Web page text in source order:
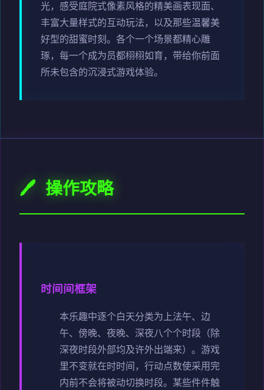
光，感受庭院式像素风格的精美画表现面、
丰富大量样式的互动玩法，以及那些温馨美
好型的甜蜜时刻。各个一个场景都精心雕
琢，每一个成为员都栩栩如育，带给你前面
所未包含的沉浸式游戏体验。
🖊️ 操作攻略
时间间框架
本乐趣中逐个白天分类为上法午、边
午、傍晚、夜晚、深夜八个个时段（除
深夜时段外部均及许外出端来）。 游戏
里不变就在时时间，行动点数使采用完
内前不会将被动切换时段。 某些件件触